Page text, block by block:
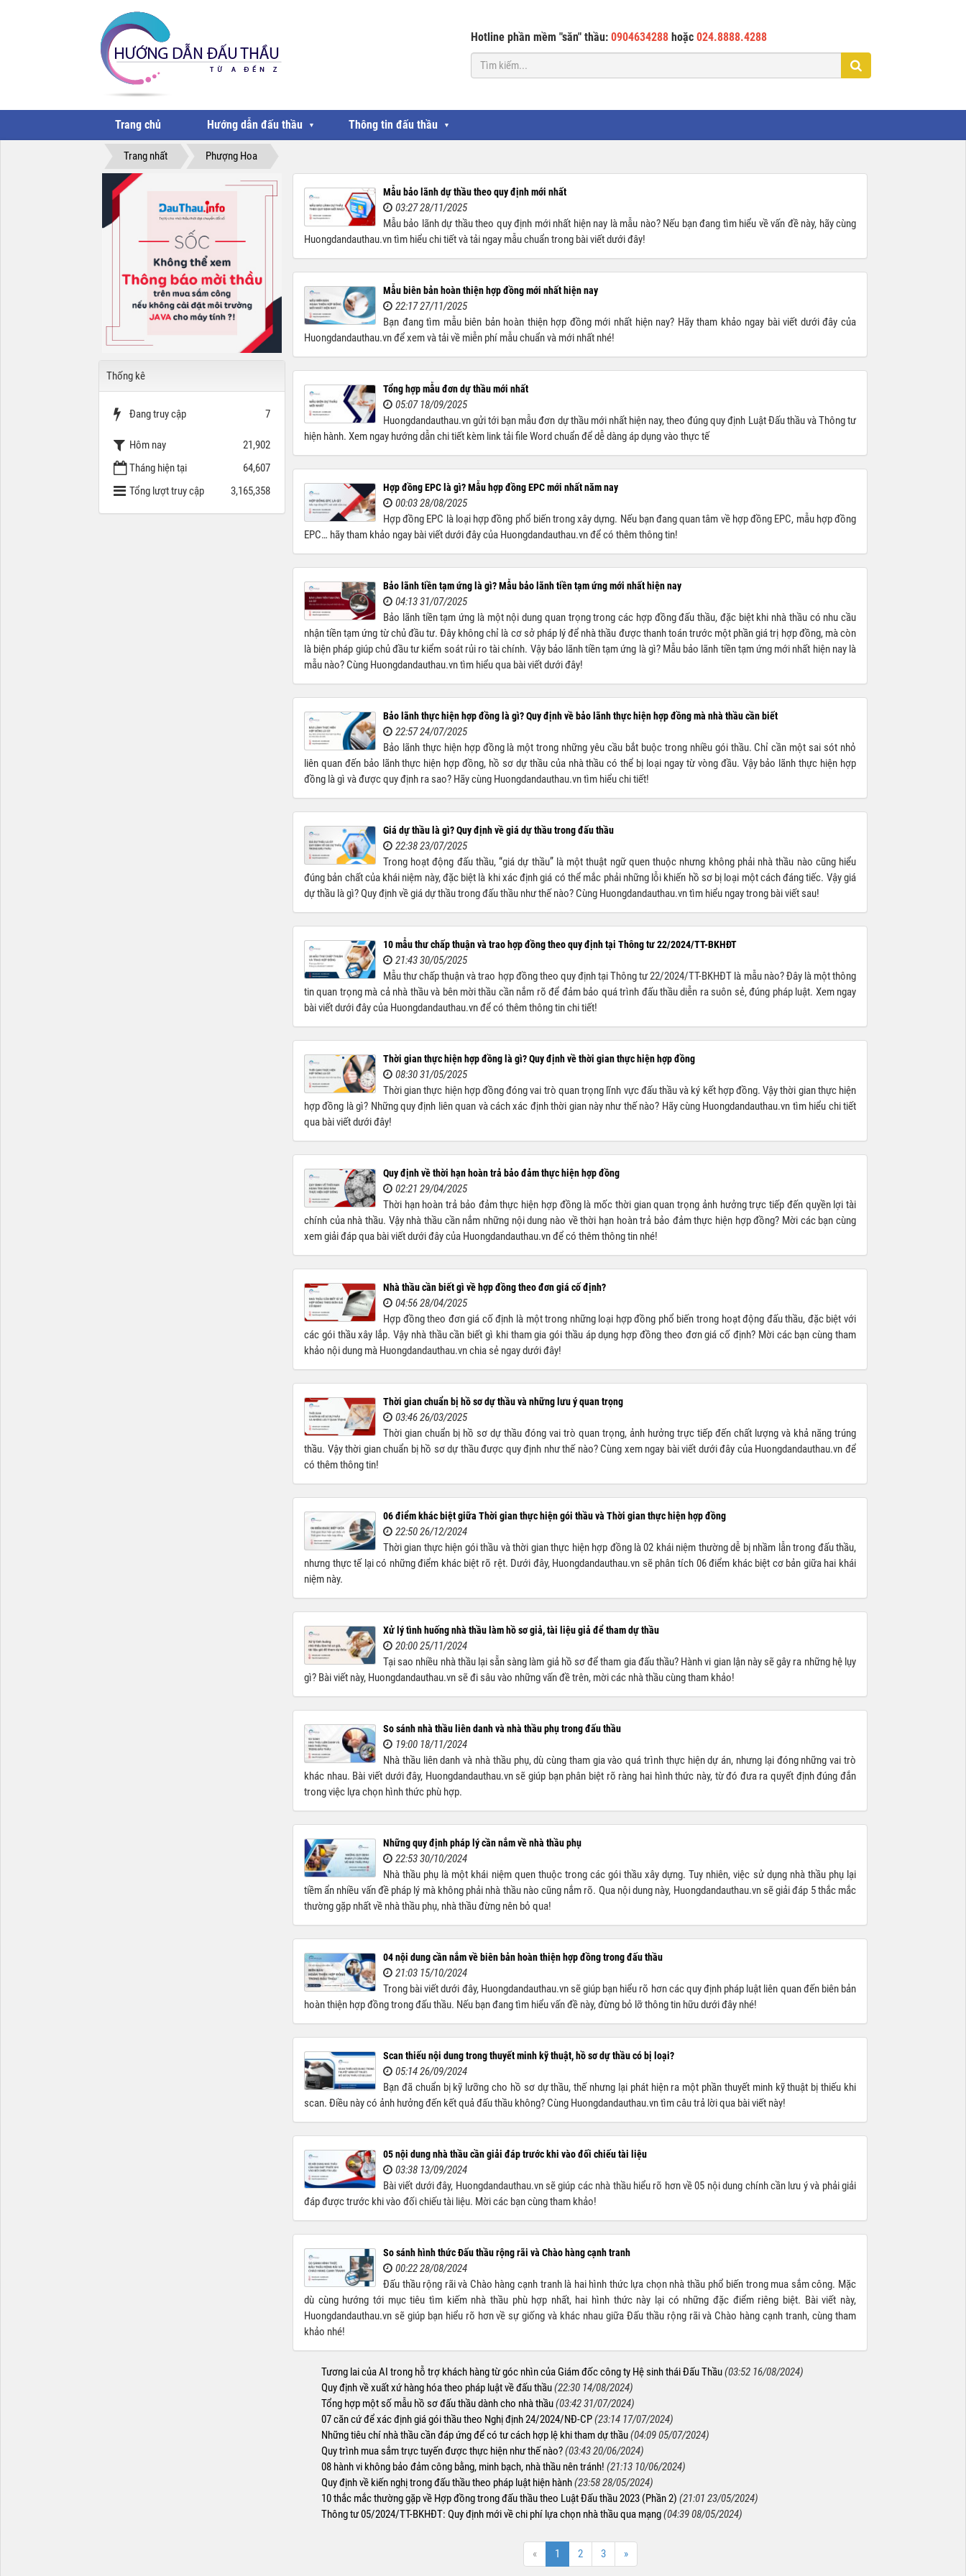
Hotline phần mềm "săn" thầu: 0904634288 hoặc 024.8888.4288
Trang chủ Hướng dẫn đấu thầu ▼ Thông tin đấu thầu ▼
Trang nhất Phượng Hoa
Mẫu bảo lãnh dự thầu theo quy định mới nhất
03:27 28/11/2025
Mẫu bảo lãnh dự thầu theo quy định mới nhất hiện nay là mẫu nào? Nếu bạn đang tìm hiểu về vấn đề này, hãy cùng
Huongdandauthau.vn tìm hiểu chi tiết và tải ngay mẫu chuẩn trong bài viết dưới đây!
Mẫu biên bản hoàn thiện hợp đồng mới nhất hiện nay
22:17 27/11/2025
Bạn đang tìm mẫu biên bản hoàn thiện hợp đồng mới nhất hiện nay? Hãy tham khảo ngay bài viết dưới đây của
Huongdandauthau.vn để xem và tải về miễn phí mẫu chuẩn và mới nhất nhé!
Tổng hợp mẫu đơn dự thầu mới nhất
05:07 18/09/2025
Huongdandauthau.vn gửi tới bạn mẫu đơn dự thầu mới nhất hiện nay, theo đúng quy định Luật Đấu thầu và Thông tư
hiện hành. Xem ngay hướng dẫn chi tiết kèm link tải file Word chuẩn để dễ dàng áp dụng vào thực tế
Hợp đồng EPC là gì? Mẫu hợp đồng EPC mới nhất năm nay
00:03 28/08/2025
Hợp đồng EPC là loại hợp đồng phổ biến trong xây dựng. Nếu bạn đang quan tâm về hợp đồng EPC, mẫu hợp đồng
EPC… hãy tham khảo ngay bài viết dưới đây của Huongdandauthau.vn để có thêm thông tin!
Bảo lãnh tiền tạm ứng là gì? Mẫu bảo lãnh tiền tạm ứng mới nhất hiện nay
04:13 31/07/2025
Bảo lãnh tiền tạm ứng là một nội dung quan trọng trong các hợp đồng đấu thầu, đặc biệt khi nhà thầu có nhu cầu
nhận tiền tạm ứng từ chủ đầu tư. Đây không chỉ là cơ sở pháp lý để nhà thầu được thanh toán trước một phần giá trị hợp đồng, mà còn
là biện pháp giúp chủ đầu tư kiểm soát rủi ro tài chính. Vậy bảo lãnh tiền tạm ứng là gì? Mẫu bảo lãnh tiền tạm ứng mới nhất hiện nay là
mẫu nào? Cùng Huongdandauthau.vn tìm hiểu qua bài viết dưới đây!
Bảo lãnh thực hiện hợp đồng là gì? Quy định về bảo lãnh thực hiện hợp đồng mà nhà thầu cần biết
22:57 24/07/2025
Bảo lãnh thực hiện hợp đồng là một trong những yêu cầu bắt buộc trong nhiều gói thầu. Chỉ cần một sai sót nhỏ
liên quan đến bảo lãnh thực hiện hợp đồng, hồ sơ dự thầu của nhà thầu có thể bị loại ngay từ vòng đầu. Vậy bảo lãnh thực hiện hợp
đồng là gì và được quy định ra sao? Hãy cùng Huongdandauthau.vn tìm hiểu chi tiết!
Giá dự thầu là gì? Quy định về giá dự thầu trong đấu thầu
22:38 23/07/2025
Trong hoạt động đấu thầu, “giá dự thầu” là một thuật ngữ quen thuộc nhưng không phải nhà thầu nào cũng hiểu
đúng bản chất của khái niệm này, đặc biệt là khi xác định giá có thể mắc phải những lỗi khiến hồ sơ bị loại một cách đáng tiếc. Vậy giá
dự thầu là gì? Quy định về giá dự thầu trong đấu thầu như thế nào? Cùng Huongdandauthau.vn tìm hiểu ngay trong bài viết sau!
10 mẫu thư chấp thuận và trao hợp đồng theo quy định tại Thông tư 22/2024/TT-BKHĐT
21:43 30/05/2025
Mẫu thư chấp thuận và trao hợp đồng theo quy định tại Thông tư 22/2024/TT-BKHĐT là mẫu nào? Đây là một thông
tin quan trọng mà cả nhà thầu và bên mời thầu cần nắm rõ để đảm bảo quá trình đấu thầu diễn ra suôn sẻ, đúng pháp luật. Xem ngay
bài viết dưới đây của Huongdandauthau.vn để có thêm thông tin chi tiết!
Thời gian thực hiện hợp đồng là gì? Quy định về thời gian thực hiện hợp đồng
08:30 31/05/2025
Thời gian thực hiện hợp đồng đóng vai trò quan trọng lĩnh vực đấu thầu và ký kết hợp đồng. Vậy thời gian thực hiện
hợp đồng là gì? Những quy định liên quan và cách xác định thời gian này như thế nào? Hãy cùng Huongdandauthau.vn tìm hiểu chi tiết
qua bài viết dưới đây!
Quy định về thời hạn hoàn trả bảo đảm thực hiện hợp đồng
02:21 29/04/2025
Thời hạn hoàn trả bảo đảm thực hiện hợp đồng là mốc thời gian quan trọng ảnh hưởng trực tiếp đến quyền lợi tài
chính của nhà thầu. Vậy nhà thầu cần nắm những nội dung nào về thời hạn hoàn trả bảo đảm thực hiện hợp đồng? Mời các bạn cùng
xem giải đáp qua bài viết dưới đây của Huongdandauthau.vn để có thêm thông tin nhé!
Nhà thầu cần biết gì về hợp đồng theo đơn giá cố định?
04:56 28/04/2025
Hợp đồng theo đơn giá cố định là một trong những loại hợp đồng phổ biến trong hoạt động đấu thầu, đặc biệt với
các gói thầu xây lắp. Vậy nhà thầu cần biết gì khi tham gia gói thầu áp dụng hợp đồng theo đơn giá cố định? Mời các bạn cùng tham
khảo nội dung mà Huongdandauthau.vn chia sẻ ngay dưới đây!
Thời gian chuẩn bị hồ sơ dự thầu và những lưu ý quan trọng
03:46 26/03/2025
Thời gian chuẩn bị hồ sơ dự thầu đóng vai trò quan trọng, ảnh hưởng trực tiếp đến chất lượng và khả năng trúng
thầu. Vậy thời gian chuẩn bị hồ sơ dự thầu được quy định như thế nào? Cùng xem ngay bài viết dưới đây của Huongdandauthau.vn để
có thêm thông tin!
06 điểm khác biệt giữa Thời gian thực hiện gói thầu và Thời gian thực hiện hợp đồng
22:50 26/12/2024
Thời gian thực hiện gói thầu và thời gian thực hiện hợp đồng là 02 khái niệm thường dễ bị nhầm lẫn trong đấu thầu,
nhưng thực tế lại có những điểm khác biệt rõ rệt. Dưới đây, Huongdandauthau.vn sẽ phân tích 06 điểm khác biệt cơ bản giữa hai khái
niệm này.
Xử lý tình huống nhà thầu làm hồ sơ giả, tài liệu giả để tham dự thầu
20:00 25/11/2024
Tại sao nhiều nhà thầu lại sẵn sàng làm giả hồ sơ để tham gia đấu thầu? Hành vi gian lận này sẽ gây ra những hệ lụy
gì? Bài viết này, Huongdandauthau.vn sẽ đi sâu vào những vấn đề trên, mời các nhà thầu cùng tham khảo!
So sánh nhà thầu liên danh và nhà thầu phụ trong đấu thầu
19:00 18/11/2024
Nhà thầu liên danh và nhà thầu phụ, dù cùng tham gia vào quá trình thực hiện dự án, nhưng lại đóng những vai trò
khác nhau. Bài viết dưới đây, Huongdandauthau.vn sẽ giúp bạn phân biệt rõ ràng hai hình thức này, từ đó đưa ra quyết định đúng đắn
trong việc lựa chọn hình thức phù hợp.
Những quy định pháp lý cần nắm về nhà thầu phụ
22:53 30/10/2024
Nhà thầu phụ là một khái niệm quen thuộc trong các gói thầu xây dựng. Tuy nhiên, việc sử dụng nhà thầu phụ lại
tiềm ẩn nhiều vấn đề pháp lý mà không phải nhà thầu nào cũng nắm rõ. Qua nội dung này, Huongdandauthau.vn sẽ giải đáp 5 thắc mắc
thường gặp nhất về nhà thầu phụ, nhà thầu đừng nên bỏ qua!
04 nội dung cần nắm về biên bản hoàn thiện hợp đồng trong đấu thầu
21:03 15/10/2024
Trong bài viết dưới đây, Huongdandauthau.vn sẽ giúp bạn hiểu rõ hơn các quy định pháp luật liên quan đến biên bản
hoàn thiện hợp đồng trong đấu thầu. Nếu bạn đang tìm hiểu vấn đề này, đừng bỏ lỡ thông tin hữu dưới đây nhé!
Scan thiếu nội dung trong thuyết minh kỹ thuật, hồ sơ dự thầu có bị loại?
05:14 26/09/2024
Bạn đã chuẩn bị kỹ lưỡng cho hồ sơ dự thầu, thế nhưng lại phát hiện ra một phần thuyết minh kỹ thuật bị thiếu khi
scan. Điều này có ảnh hưởng đến kết quả đấu thầu không? Cùng Huongdandauthau.vn tìm câu trả lời qua bài viết này!
05 nội dung nhà thầu cần giải đáp trước khi vào đối chiếu tài liệu
03:38 13/09/2024
Bài viết dưới đây, Huongdandauthau.vn sẽ giúp các nhà thầu hiểu rõ hơn về 05 nội dung chính cần lưu ý và phải giải
đáp được trước khi vào đối chiếu tài liệu. Mời các bạn cùng tham khảo!
So sánh hình thức Đấu thầu rộng rãi và Chào hàng cạnh tranh
00:22 28/08/2024
Đấu thầu rộng rãi và Chào hàng cạnh tranh là hai hình thức lựa chọn nhà thầu phổ biến trong mua sắm công. Mặc
dù cùng hướng tới mục tiêu tìm kiếm nhà thầu phù hợp nhất, hai hình thức này lại có những đặc điểm riêng biệt. Bài viết này,
Huongdandauthau.vn sẽ giúp bạn hiểu rõ hơn về sự giống và khác nhau giữa Đấu thầu rộng rãi và Chào hàng cạnh tranh, cùng tham
khảo nhé!
Tương lai của AI trong hỗ trợ khách hàng từ góc nhìn của Giám đốc công ty Hệ sinh thái Đấu Thầu(03:52 16/08/2024)
Quy định về xuất xứ hàng hóa theo pháp luật về đấu thầu(22:30 14/08/2024)
Tổng hợp một số mẫu hồ sơ đấu thầu dành cho nhà thầu(03:42 31/07/2024)
07 căn cứ để xác định giá gói thầu theo Nghị định 24/2024/NĐ-CP(23:14 17/07/2024)
Những tiêu chí nhà thầu cần đáp ứng để có tư cách hợp lệ khi tham dự thầu(04:09 05/07/2024)
Quy trình mua sắm trực tuyến được thực hiện như thế nào?(03:43 20/06/2024)
08 hành vi không bảo đảm công bằng, minh bạch, nhà thầu nên tránh! (21:13 10/06/2024)
Quy định về kiến nghị trong đấu thầu theo pháp luật hiện hành(23:58 28/05/2024)
10 thắc mắc thường gặp về Hợp đồng trong đấu thầu theo Luật Đấu thầu 2023 (Phần 2) (21:01 23/05/2024)
Thông tư 05/2024/TT-BKHĐT: Quy định mới về chi phí lựa chọn nhà thầu qua mạng(04:39 08/05/2024)
« 1 2 3 »
Thống kê
Đang truy cập 7
Hôm nay
21,902
Tháng hiện tại
64,607
Tổng lượt truy cập
3,165,358